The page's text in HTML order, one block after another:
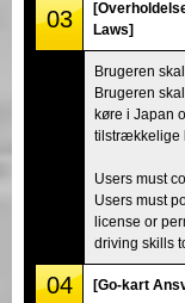
03
Laws]
Brugeren
Brugeren
køre i Japan
tilstrækkelige
Users must
Users must
license or
driving skills
04 [Go-kart